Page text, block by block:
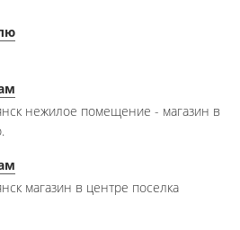
нежилое помещение - магазин в
магазин в центре поселка